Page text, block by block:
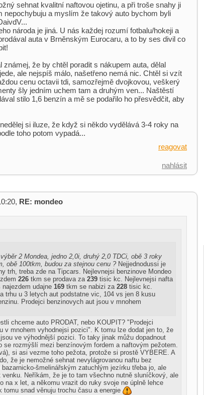
sehnat kvalitní naftovou ojetinu, a při troše snahy ji
nepochybuju a myslím že takový auto bychom byli
národa je jiná. U nás každej rozumí fotbalu/hokeji a
auta v Brněnským Eurocaru, a to by ses divil co
známej, že by chtěl poradit s nákupem auta, dělal
ale nejspíš málo, našetřeno nemá nic. Chtěl si vzít
cenu octavii tdi, samozřejmě dvojkovou, veškerý
šly jedním uchem tam a druhým ven... Naštěstí
stilo 1,6 benzín a mě se podařilo ho přesvědčit, aby
si iluze, že když si někdo vydělává 3-4 roky na
toho potom vypadá...
reagovat
nahlásit
RE: mondeo
2 Mondea, jedno 2,0i, druhý 2,0 TDCi, obě 3 roky
obě 100tkm, budou za stejnou cenu ? Nejjednodussi je
trh, treba zde na Tipcars. Nejlevnejsi benzinove Mondeo
226 tkm se prodava za 239 tisic kc. Nejlevnejsi nafta
udajne 169 tkm se nabizi za 228 tisic kc.
trhu u 3 letych aut podstatne vic, 104 vs jen 8 kusu
Prodejci benzinovych aut jsou v mnohem
chceme auto PRODAT, nebo KOUPIT? "Prodejci
v mnohem vyhodnejsi pozici". K tomu lze dodat jen to, že
ve výhodnější pozici. To taky jinak můžu dopadnout
se rozmýšlí mezi benzínovým fordem a naftovým pežotem.
si asi vezme toho pežota, protože si prostě VYBERE. A
že je nemožné sehnat nevylágrovanou naftu bez
šmelinářským zatuchlým jezírku třeba jo, ale
Neříkám, že je to tam všechno nutně sluníčkový, ale
na x let, a někomu vrazit do ruky svoje ne úplně lehce
tomu snad věnuju trochu času a energie